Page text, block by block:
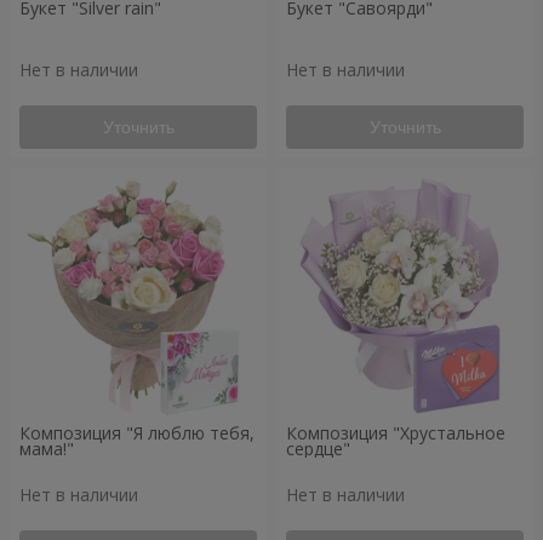
Букет "Silver rain"
Нет в наличии
Уточнить
Букет "Савоярди"
Нет в наличии
Уточнить
Композиция "Я люблю тебя,
мама!"
Нет в наличии
Композиция "Хрустальное
сердце"
Нет в наличии